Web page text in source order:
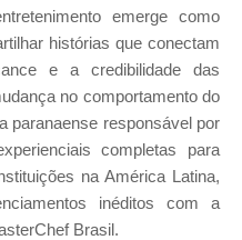
emerge como
histórias que conectam
e a credibilidade das
no comportamento do
paranaense responsável por
completas para
na América Latina,
inéditos com a
Brasil.